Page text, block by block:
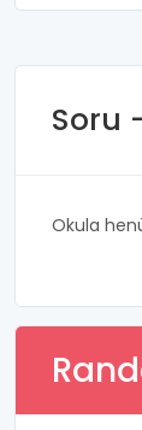
Soru
Okula